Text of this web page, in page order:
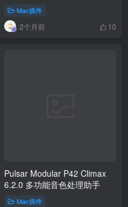
Mac插件
2个月前 10
Pulsar Modular P42 Climax
6.2.0 多功能音色处理助手
Mac插件